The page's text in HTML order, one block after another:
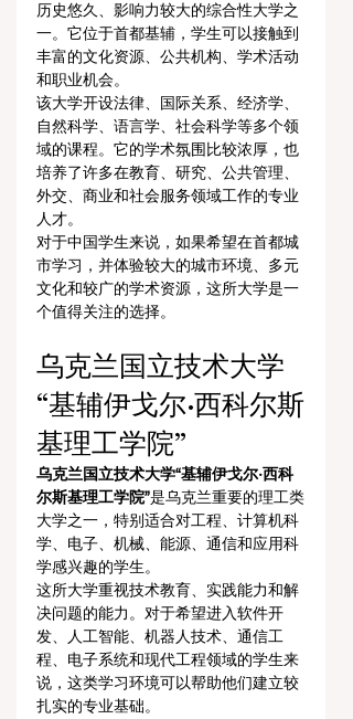
历史悠久、影响力较大的综合性大学之
一。它位于首都基辅，学生可以接触到
丰富的文化资源、公共机构、学术活动
和职业机会。
该大学开设法律、国际关系、经济学、
自然科学、语言学、社会科学等多个领
域的课程。它的学术氛围比较浓厚，也
培养了许多在教育、研究、公共管理、
外交、商业和社会服务领域工作的专业
人才。
对于中国学生来说，如果希望在首都城
市学习，并体验较大的城市环境、多元
文化和较广的学术资源，这所大学是一
个值得关注的选择。
乌克兰国立技术大学
“基辅伊戈尔·西科尔斯
基理工学院”
乌克兰国立技术大学“基辅伊戈尔·西科
尔斯基理工学院”是乌克兰重要的理工类
大学之一，特别适合对工程、计算机科
学、电子、机械、能源、通信和应用科
学感兴趣的学生。
这所大学重视技术教育、实践能力和解
决问题的能力。对于希望进入软件开
发、人工智能、机器人技术、通信工
程、电子系统和现代工程领域的学生来
说，这类学习环境可以帮助他们建立较
扎实的专业基础。